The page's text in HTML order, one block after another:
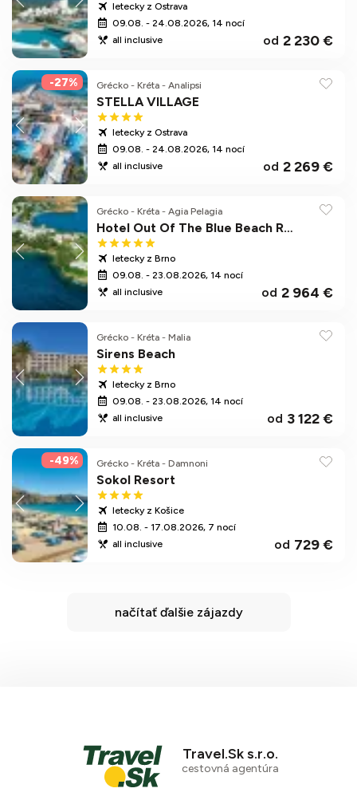
letecky z Ostrava
09.08. - 24.08.2026, 14 nocí
all inclusive
2 230 €
od
-27% Grécko - Kréta - Analipsi
STELLA VILLAGE
letecky z Ostrava
09.08. - 24.08.2026, 14 nocí
all inclusive
2 269 €
od
Grécko - Kréta - Agia Pelagia
Hotel Out Of The Blue Beach Resort (Ex. Capsis Elite Resort)
letecky z Brno
09.08. - 23.08.2026, 14 nocí
all inclusive
2 964 €
od
Grécko - Kréta - Malia
Sirens Beach
letecky z Brno
09.08. - 23.08.2026, 14 nocí
all inclusive
3 122 €
od
-49% Grécko - Kréta - Damnoni
Sokol Resort
letecky z Košice
10.08. - 17.08.2026, 7 nocí
all inclusive
729 €
od
načítať ďalšie zájazdy
Travel.Sk s.r.o.
cestovná agentúra